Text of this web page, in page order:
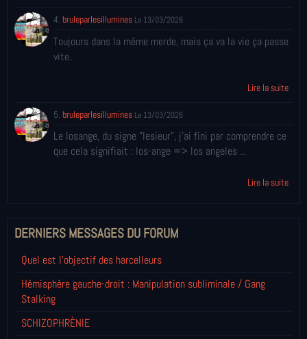
4. bruleparlesillumines Le 13/03/2026
Toujours dans la même merde, mais ça va la vie ça passe
vite.
Lire la suite
5. bruleparlesillumines Le 13/03/2026
Le losange, du signe "lesieur", j'ai fini par comprendre ce
que cela signifiait : los-ange => los angeles ...
Lire la suite
DERNIERS MESSAGES DU FORUM
Quel est l'objectif des harcelleurs
Hémisphère gauche-droit : Manipulation subliminale / Gang
Stalking
SCHIZOPHRÈNIE